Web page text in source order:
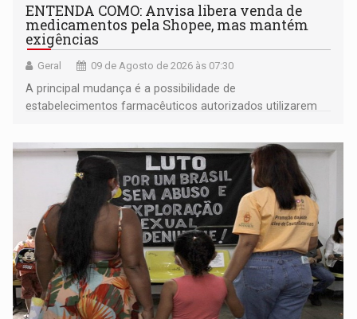
ENTENDA COMO: Anvisa libera venda de
medicamentos pela Shopee, mas mantém
exigências
Geral 09 de Agosto de 2026 às 07:30
A principal mudança é a possibilidade de
estabelecimentos farmacêuticos autorizados utilizarem